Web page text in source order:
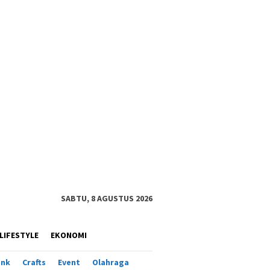
SABTU, 8 AGUSTUS 2026
LIFESTYLE EKONOMI
Crafts Event Olahraga